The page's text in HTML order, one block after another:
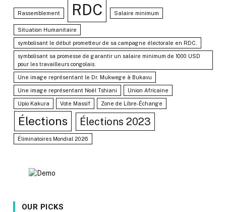
Rassemblement RDC Salaire minimum
Situation Humanitaire
symbolisant le début prometteur de sa campagne électorale en RDC.
symbolisant sa promesse de garantir un salaire minimum de 1000 USD
pour les travailleurs congolais.
Une image représentant le Dr. Mukwege à Bukavu
Une image représentant Noël Tshiani Union Africaine
Upio Kakura Vote Massif Zone de Libre-Échange
Élections Élections 2023
Éliminatoires Mondial 2026
OUR PICKS